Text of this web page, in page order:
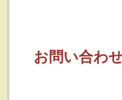
お問い合わ